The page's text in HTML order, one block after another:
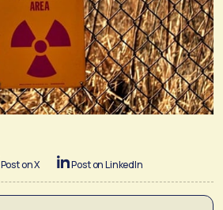
Post on X Post on LinkedIn